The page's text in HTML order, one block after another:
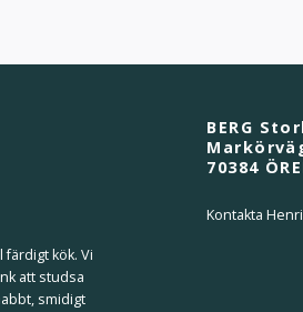
färdigt kök. Vi
att studsa
smidigt
BERG
70384
Kontakta